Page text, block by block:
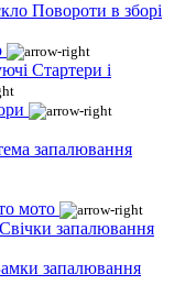
Повороти в зборі
Стартери і
запалювання
мото
Свічки запалювання
запалювання